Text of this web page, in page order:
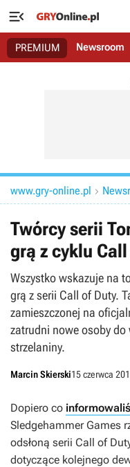

PREMIUM Newsroom
www.gry-online.pl 
Twórcy serii
grą z cyklu
Wszystko wskazuje na
grą z serii Call of Duty.
zamieszczonej na
zatrudni nowe osoby do
strzelaniny.
Marcin Skierski15 czerwca
Dopiero co
Sledgehammer Games
odsłoną serii Call of
dotyczące kolejnego